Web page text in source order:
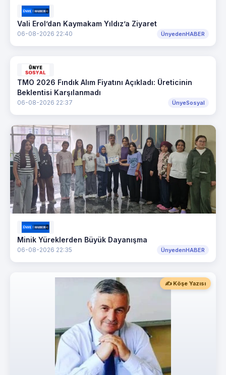
Vali Erol’dan Kaymakam Yıldız’a Ziyaret
06-08-2026 22:40 ÜnyedenHABER
TMO 2026 Fındık Alım Fiyatını Açıkladı: Üreticinin
Beklentisi Karşılanmadı
06-08-2026 22:37 ÜnyeSosyal
Minik Yüreklerden Büyük Dayanışma
06-08-2026 22:35 ÜnyedenHABER
✍️ Köşe Yazısı